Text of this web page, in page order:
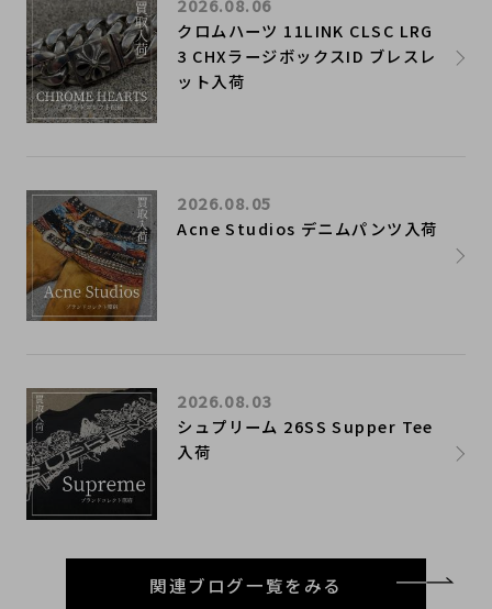
クロムハーツ 11LINK CLSC LRG
3 CHXラージボックスID ブレスレ
ット入荷
Acne Studios デニムパンツ入荷
2026.08.05
シュプリーム 26SS Supper Tee
入荷
2026.08.03
関連ブログ一覧をみる